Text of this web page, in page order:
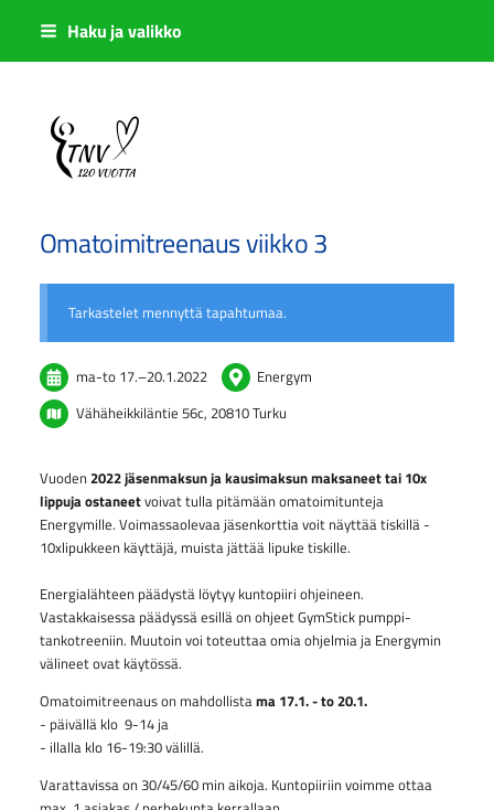
Siirry
sisältöön
Haku ja valikko
Sivuston etusivulle
Omatoimitreenaus viikko 3
Tarkastelet mennyttä tapahtumaa.
ma-to 17.–20.1.2022
Energym
Vähäheikkiläntie 56c, 20810 Turku
Vuoden2022 jäsenmaksun ja kausimaksun maksaneet tai 10x
lippuja ostaneetvoivat tulla pitämään omatoimitunteja
Energymille. Voimassaolevaa jäsenkorttia voit näyttää tiskillä -
10xlipukkeen käyttäjä, muista jättää lipuke tiskille.
Energialähteen päädystä löytyy kuntopiiri ohjeineen.
Vastakkaisessa päädyssä esillä on ohjeet GymStick pumppi-
tankotreeniin. Muutoin voi toteuttaa omia ohjelmia ja Energymin
välineet ovat käytössä.
Omatoimitreenaus on mahdollistama 17.1. - to 20.1.
- päivällä klo 9-14 ja
- illalla klo 16-19:30 välillä.
Varattavissa on 30/45/60 min aikoja. Kuntopiiriin voimme ottaa